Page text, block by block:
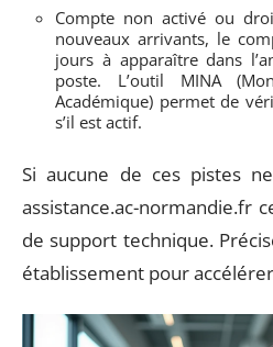
Compte non activé ou
nouveaux arrivants, le
jours à apparaître dans
poste. L’outil MINA
Académique) permet de
s’il est actif.
Si aucune de ces pistes
assistance.ac-normandie.fr
de support technique.
établissement pour